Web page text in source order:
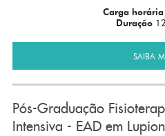
Carga horária
Duração
SAIBA
Pós-Graduação
Intensiva - EAD em